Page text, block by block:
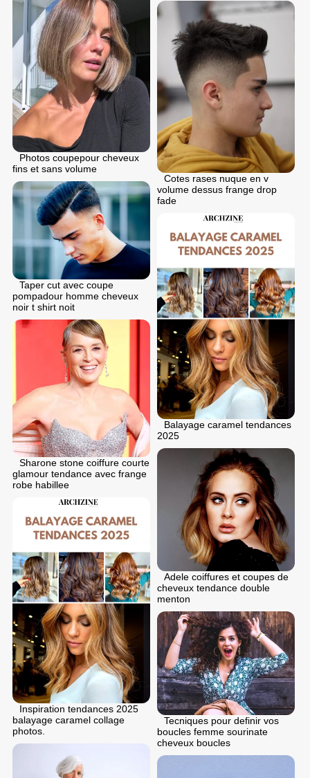
Photos coupepour cheveux
fins et sans volume
Cotes rases nuque en v
volume dessus frange drop
fade
Taper cut avec coupe
pompadour homme cheveux
noir t shirt noit
Balayage caramel tendances
2025
Sharone stone coiffure courte
glamour tendance avec frange
robe habillee
Adele coiffures et coupes de
cheveux tendance double
menton
Inspiration tendances 2025
balayage caramel collage
photos.
Tecniques pour definir vos
boucles femme sourinate
cheveux boucles